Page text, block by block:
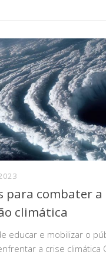
para combater a
climática
educar e mobilizar o
a crise climática